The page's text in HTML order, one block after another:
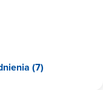
(7)